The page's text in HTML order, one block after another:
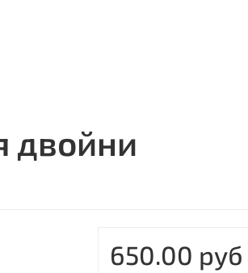
двойни
650.00 руб